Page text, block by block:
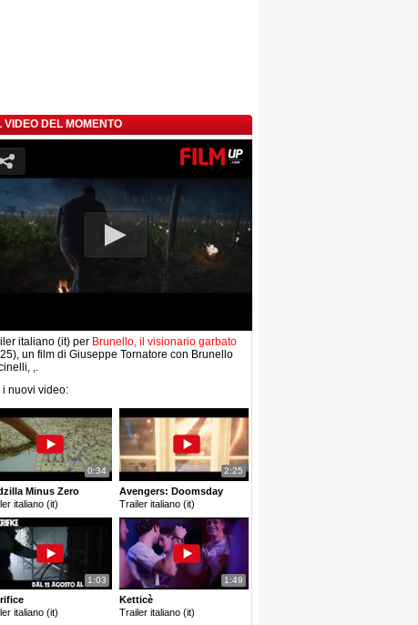
VIDEO DEL MOMENTO
italiano (it) per Brunello, il visionario garbato
un film di Giuseppe Tornatore con Brunello
,.
i nuovi video:
0:34
Minus Zero
italiano (it)
2:25
Avengers: Doomsday
Trailer italiano (it)
1:03
italiano (it)
1:49
Ketticè
Trailer italiano (it)